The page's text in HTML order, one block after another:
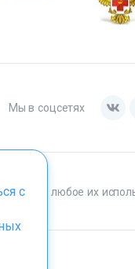
Мы в соцсетях
любое их
с